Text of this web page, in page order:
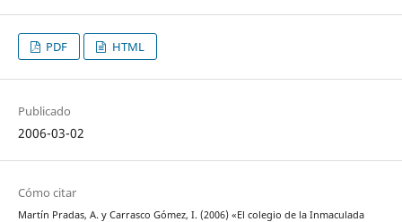
PDF HTML
Publicado
2006-03-02
Cómo citar
Martín Pradas, A. y Carrasco Gómez, I. (2006) «El colegio de la Inmaculada